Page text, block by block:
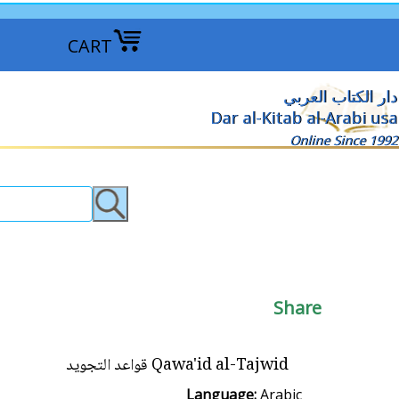
CART
دار الكتاب العربي
Dar al-Kitab al-Arabi usa
Online Since 1992
Share
Qawa'id al-Tajwid قواعد التجويد
Language:Arabic